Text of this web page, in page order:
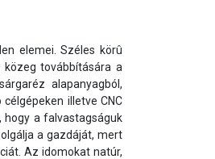
elemei. Széles körû
továbbítására a
alapanyagból,
illetve CNC
a falvastagságuk
a gazdáját, mert
Az idomokat natúr,